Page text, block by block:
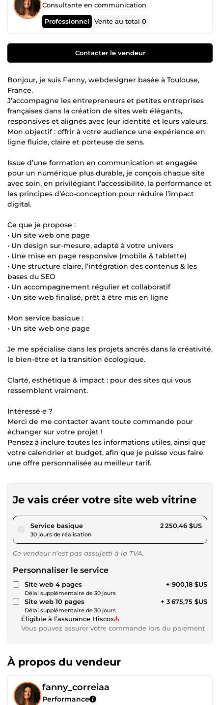
Consultante en communication
Professionnel Vente au total0
Contacter le vendeur
Bonjour, je suis Fanny, webdesigner basée à Toulouse,
France.
J’accompagne les entrepreneurs et petites entreprises
françaises dans la création de sites web élégants,
responsives et alignés avec leur identité et leurs valeurs.
Mon objectif : offrir à votre audience une expérience en
ligne fluide, claire et porteuse de sens.
Issue d’une formation en communication et engagée
pour un numérique plus durable, je conçois chaque site
avec soin, en privilégiant l’accessibilité, la performance et
les principes d’éco-conception pour réduire l’impact
digital.
Ce que je propose :
• Un site web one page
• Un design sur-mesure, adapté à votre univers
• Une mise en page responsive (mobile & tablette)
• Une structure claire, l’intégration des contenus & les
bases du SEO
• Un accompagnement régulier et collaboratif
• Un site web finalisé, prêt à être mis en ligne
Mon service basique :
• Un site web one page
Je me spécialise dans les projets ancrés dans la créativité,
le bien-être et la transition écologique.
Clarté, esthétique & impact : pour des sites qui vous
ressemblent vraiment.
Intéressé·e ?
Merci de me contacter avant toute commande pour
échanger sur votre projet !
Pensez à inclure toutes les informations utiles, ainsi que
votre calendrier et budget, afin que je puisse vous faire
une offre personnalisée au meilleur tarif.
Je vais créer votre site web vitrine
Service basiquepour 2 074,16 $US
30 jours de réalisation
2 250,46 $US
Ce vendeur n’est pas assujetti à la TVA.
Personnaliser le service
Site web 4 pages
Délai supplémentaire de 30 jours
+ 900,18 $US
Site web 10 pages
Délai supplémentaire de 30 jours
+ 3 675,75 $US
Éligible à l’assurance Hiscox
Vous pouvez assurer votre commande lors du paiement
À propos du vendeur
fanny_correiaa
Performance